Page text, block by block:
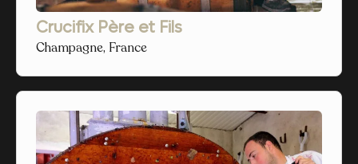
Crucifix Père et Fils
Champagne, France